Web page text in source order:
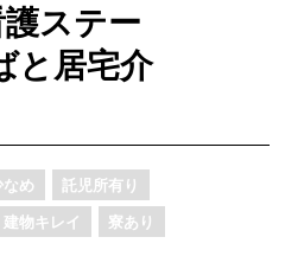
ステー
と居宅介
め 託児所有り
建物キレイ 寮あり